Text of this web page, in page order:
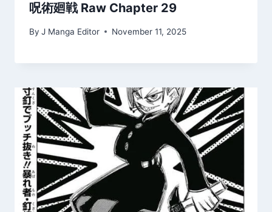
呪術廻戦 Raw Chapter 29
By J Manga Editor November 11, 2025